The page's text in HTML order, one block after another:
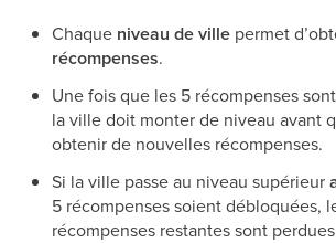
Chaque niveau de ville permet
récompenses.
Une fois que les 5 récompenses
la ville doit monter de niveau avant
obtenir de nouvelles récompenses.
Si la ville passe au niveau supérieur
5 récompenses soient débloquées,
récompenses restantes sont